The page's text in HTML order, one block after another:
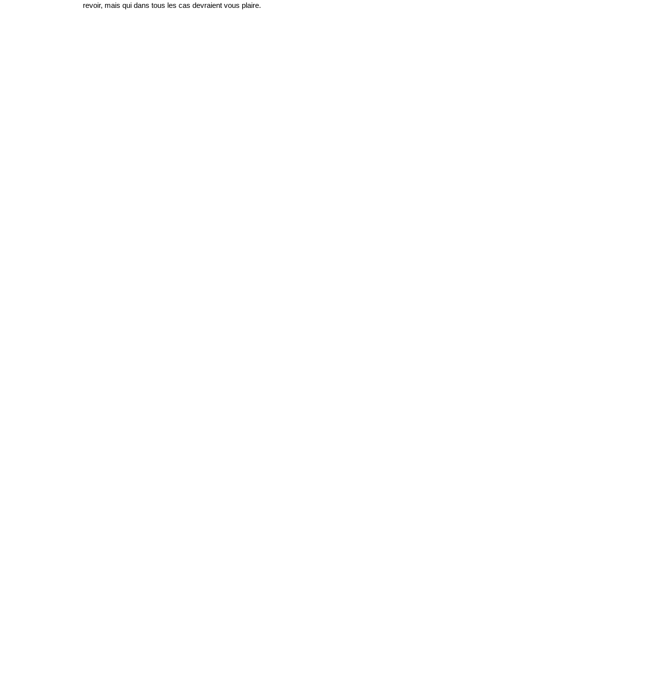
revoir, mais qui dans tous les cas devraient vous plaire.